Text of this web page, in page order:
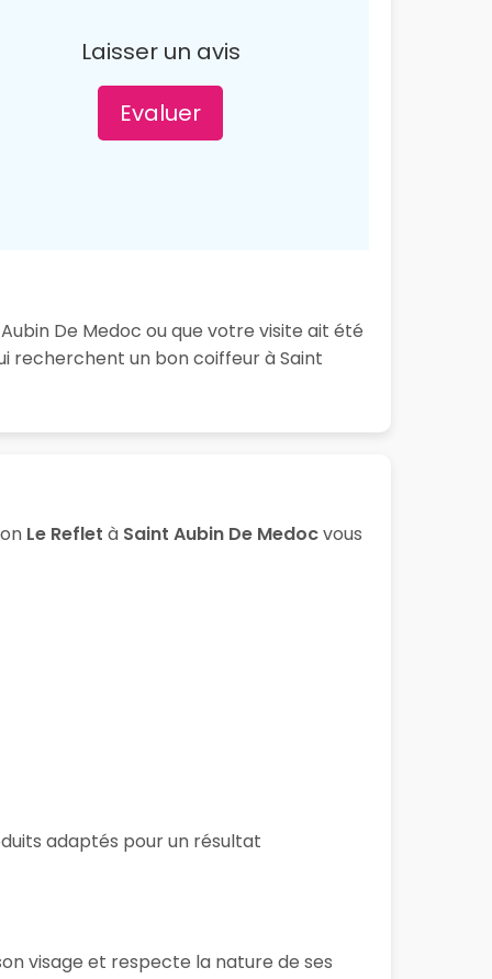
Laisser un avis
Evaluer
De Medoc ou que votre visite ait été
recherchent un bon coiffeur à Saint
Le Reflet à Saint Aubin De Medocvous
adaptés pour un résultat
visage et respecte la nature de ses